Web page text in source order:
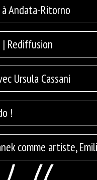
Andata-Ritorno
| Rediffusion
Ursula Cassani
!
comme artiste,